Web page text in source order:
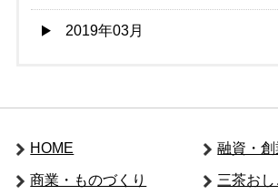
2019年03月
HOME 融資・
商業・ものづくり 三茶お